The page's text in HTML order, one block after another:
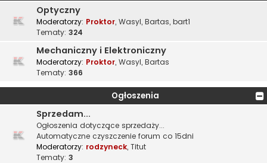
Optyczny
Moderatorzy: Proktor, Wasyl, Bartas, bart1
Tematy: 324
Mechaniczny i Elektroniczny
Moderatorzy: Proktor, Wasyl, Bartas
Tematy: 366
Ogłoszenia
Sprzedam...
Ogłoszenia dotyczące sprzedaży...
Automatyczne czyszczenie forum co 15dni
Moderatorzy: rodzyneck, Titut
Tematy: 3